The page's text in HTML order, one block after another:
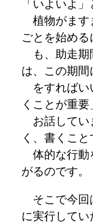
「いよいよ
植物がます
ごとを始める
も、助走期
は、この期
をすればい
くことが重
お話してい
く、書くこ
体的な行動
がるのです。
そこで今回
に実行してい